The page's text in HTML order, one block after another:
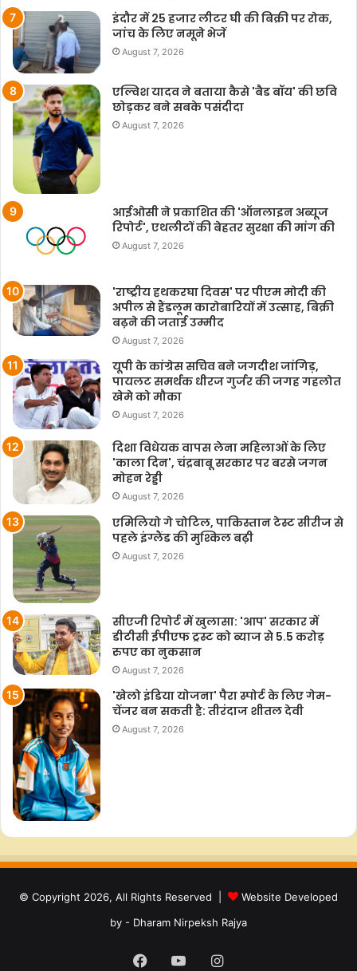
इंदौर में 25 हजार लीटर घी की बिक्री पर रोक,
जांच के लिए नमूने भेजें
August 7, 2026
एल्विश यादव ने बताया कैसे 'बैड बॉय' की छवि
छोड़कर बने सबके पसंदीदा
August 7, 2026
आईओसी ने प्रकाशित की 'ऑनलाइन अब्यूज
रिपोर्ट', एथलीटों की बेहतर सुरक्षा की मांग की
August 7, 2026
'राष्ट्रीय हथकरघा दिवस' पर पीएम मोदी की
अपील से हैंडलूम कारोबारियों में उत्साह, बिक्री
बढ़ने की जताई उम्मीद
August 7, 2026
यूपी के कांग्रेस सचिव बने जगदीश जांगिड़,
पायलट समर्थक धीरज गुर्जर की जगह गहलोत
खेमे को मौका
August 7, 2026
दिशा विधेयक वापस लेना महिलाओं के लिए
'काला दिन', चंद्रबाबू सरकार पर बरसे जगन
मोहन रेड्डी
August 7, 2026
एमिलियो गे चोटिल, पाकिस्तान टेस्ट सीरीज से
पहले इंग्लैंड की मुश्किल बढ़ी
August 7, 2026
सीएजी रिपोर्ट में खुलासा: 'आप' सरकार में
डीटीसी ईपीएफ ट्रस्ट को ब्याज से 5.5 करोड़
रुपए का नुकसान
August 7, 2026
'खेलो इंडिया योजना' पैरा स्पोर्ट के लिए गेम-
चेंजर बन सकती है: तीरंदाज शीतल देवी
August 7, 2026
© Copyright 2026, All Rights Reserved |
Website Developed
by - Dharam Nirpeksh Rajya
Facebook
YouTubeInstagram